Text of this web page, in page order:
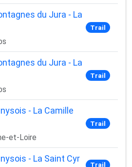
du Jura - La
Trail
du Jura - La
Trail
- La Camille
et-Loire
Trail
- La Saint Cyr
Trail